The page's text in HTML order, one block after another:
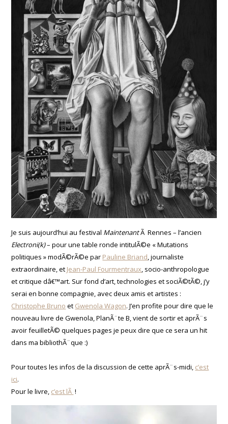
Je suis aujourd’hui au festival MaintenantÃ Rennes – l’ancien
Electroni(k)– pour une table ronde intitulÃ©e « Mutations
politiques » modÃ©rÃ©e par Pauline Briand, journaliste
extraordinaire, et Jean-Paul Fourmentraux, socio-anthropologue
et critique dâ€™art. Sur fond d’art, technologies et sociÃ©tÃ©, j’y
serai en bonne compagnie, avec deux amis et artistes :
Christophe Bruno et Gwenola Wagon. J’en profite pour dire que le
nouveau livre de Gwenola, PlanÃ¨te B, vient de sortir et aprÃ¨s
avoir feuilletÃ© quelques pages je peux dire que ce sera un hit
dans ma bibliothÃ¨que :)
Pour toutes les infos de la discussion de cette aprÃ¨s-midi, c’est
ici.
Pour le livre, c’est lÃ !